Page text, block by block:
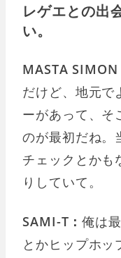
レゲエとの出
い。
MASTA SIMON
だけど、地元で
ーがあって、そ
のが最初だね。
チェックとかも
りしていて。
SAMI-T：俺は
とかヒップホッ